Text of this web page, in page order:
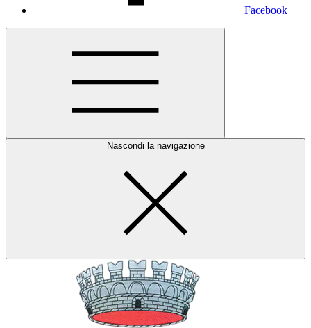
Facebook
Nascondi la navigazione